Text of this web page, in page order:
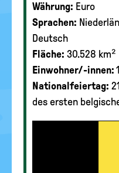
Währung: Euro
Sprachen:
Deutsch
Fläche: 30.528 km²
Einwohner/-innen:
Nationalfeiertag:
des ersten